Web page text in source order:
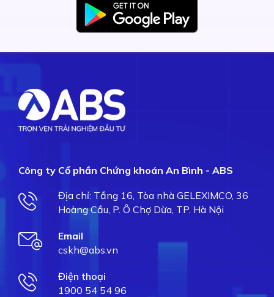
Công ty Cổ phần Chứng khoán An Bình - ABS
Địa chỉ: Tầng 16, Tòa nhà GELEXIMCO, 36
Hoàng Cầu, P. Ô Chợ Dừa, TP. Hà Nội
Email
cskh@abs.vn
Điện thoại
1900 54 54 96